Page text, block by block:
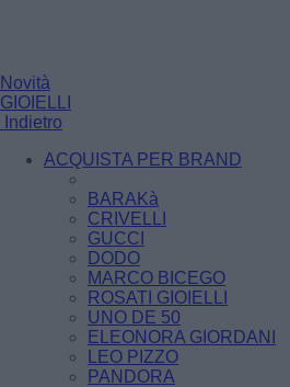
Novità
GIOIELLI
Indietro
ACQUISTA PER BRAND
BARAKà
CRIVELLI
GUCCI
DODO
MARCO BICEGO
ROSATI GIOIELLI
UNO DE 50
ELEONORA GIORDANI
LEO PIZZO
PANDORA